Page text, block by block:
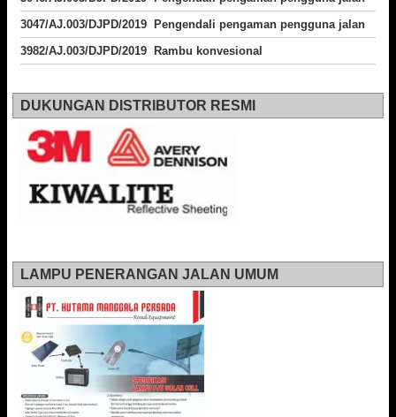
3047/AJ.003/DJPD/2019 Pengendali pengaman pengguna jalan
3982/AJ.003/DJPD/2019 Rambu konvesional
DUKUNGAN DISTRIBUTOR RESMI
LAMPU PENERANGAN JALAN UMUM